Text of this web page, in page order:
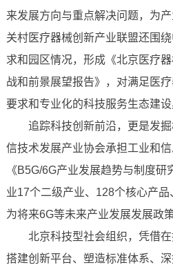
来发展方向与重点解决问题，为
关村医疗器械创新产业联盟还围
求和园区情况，形成《北京医疗
战和前景展望报告》，对满足医
要求和专业化的科技服务生态建设
追踪科技创新前沿，更是发掘
信技术发展产业协会承担工业和
《B5G/6G产业发展趋势与制度
业17个二级产业、128个核心产品
为将来6G等未来产业发展发展政
北京科技型社会组织，凭借在
搭建创新平台、塑造标准体系、